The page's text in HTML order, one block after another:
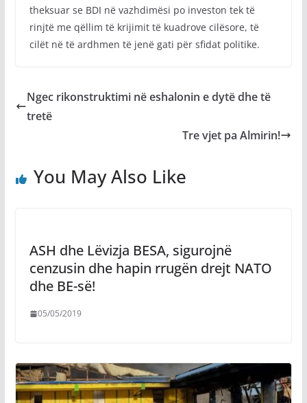
theksuar se BDI në vazhdimësi po investon tek të
rinjtë me qëllim të krijimit të kuadrove cilësore, të
cilët në të ardhmen të jenë gati për sfidat politike.
Ngec rikonstruktimi në eshalonin e dytë dhe të
tretë
Tre vjet pa Almirin!
You May Also Like
ASH dhe Lëvizja BESA, sigurojnë
cenzusin dhe hapin rrugën drejt NATO
dhe BE-së!
05/05/2019